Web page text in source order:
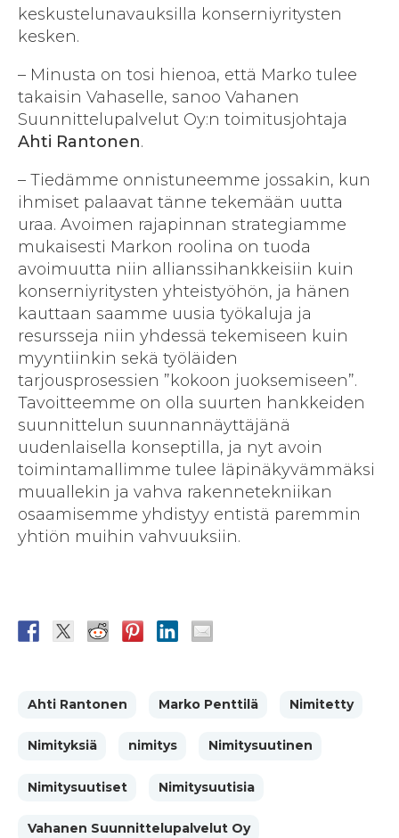
keskustelunavauksilla konserniyritysten
kesken.
– Minusta on tosi hienoa, että Marko tulee
takaisin Vahaselle, sanoo Vahanen
Suunnittelupalvelut Oy:n toimitusjohtaja
Ahti Rantonen.
– Tiedämme onnistuneemme jossakin, kun
ihmiset palaavat tänne tekemään uutta
uraa. Avoimen rajapinnan strategiamme
mukaisesti Markon roolina on tuoda
avoimuutta niin allianssihankkeisiin kuin
konserniyritysten yhteistyöhön, ja hänen
kauttaan saamme uusia työkaluja ja
resursseja niin yhdessä tekemiseen kuin
myyntiinkin sekä työläiden
tarjousprosessien ”kokoon juoksemiseen”.
Tavoitteemme on olla suurten hankkeiden
suunnittelun suunnannäyttäjänä
uudenlaisella konseptilla, ja nyt avoin
toimintamallimme tulee läpinäkyvämmäksi
muuallekin ja vahva rakennetekniikan
osaamisemme yhdistyy entistä paremmin
yhtiön muihin vahvuuksiin.
Ahti Rantonen Marko Penttilä Nimitetty
Nimityksiä nimitys Nimitysuutinen
Nimitysuutiset Nimitysuutisia
Vahanen Suunnittelupalvelut Oy